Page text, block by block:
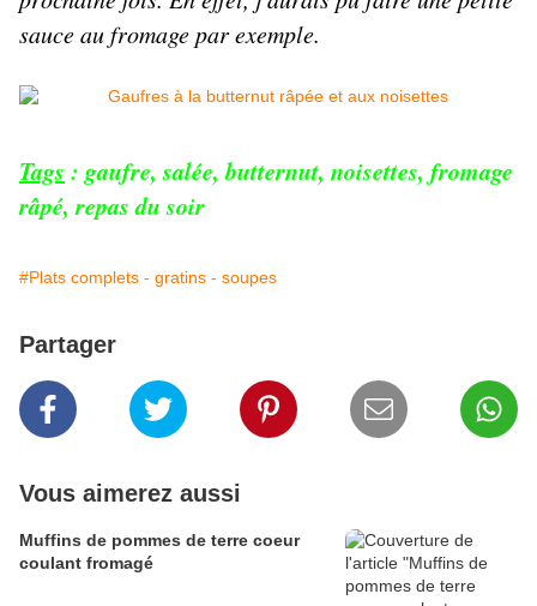
sauce au fromage par exemple.
Tags : gaufre,salée,butternut, noisettes, fromage
râpé,repas du soir
#Plats complets - gratins - soupes
Partager
Vous aimerez aussi
Muffins de pommes de terre coeur
coulant fromagé